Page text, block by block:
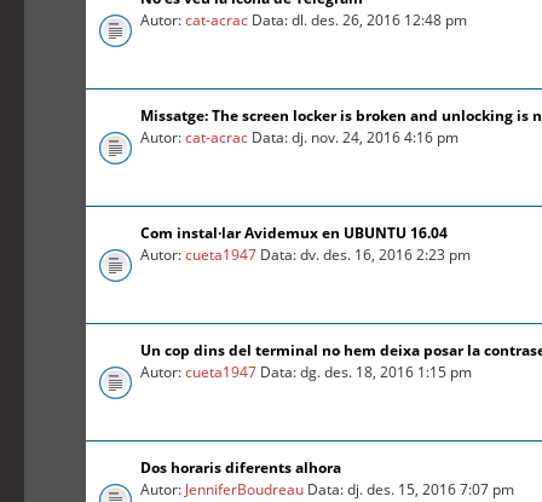
Autor:cat-acrac Data: dl. des. 26, 2016 12:48 pm
Missatge: The screen locker is broken and unlocking is
Autor:cat-acrac Data: dj. nov. 24, 2016 4:16 pm
Com instal·lar Avidemux en UBUNTU 16.04
Autor:cueta1947 Data: dv. des. 16, 2016 2:23 pm
Un cop dins del terminal no hem deixa posar la
Autor:cueta1947 Data: dg. des. 18, 2016 1:15 pm
Dos horaris diferents alhora
Autor: JenniferBoudreau Data: dj. des. 15, 2016 7:07 pm